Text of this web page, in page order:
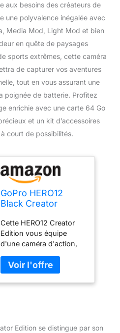
aux besoins des créateurs de
une polyvalence inégalée avec
Media Mod, Light Mod et bien
en quête de paysages
sports extrêmes, cette caméra
de capturer vos aventures
tout en vous assurant une
poignée de batterie. Profitez
enrichie avec une carte 64 Go
et un kit d’accessoires
court de possibilités.
GoPro HERO12
Black Creator
Volta (poignée de
batterie, trépied,
télécommande),
Media Mod, Light
Mod, caméra
d'action étanche +
carte 64 Go, kit
Cette HERO12 Creator
Edition vous équipe
d'une caméra d'action,
Light Mod et d'une
poignée de batterie Volta.
Puissance. Clarté.
technologie
Edition se distingue par son